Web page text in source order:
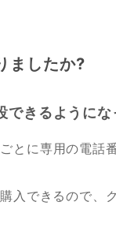
ましたか?
きるようにな
とに専用の電話
できるので、